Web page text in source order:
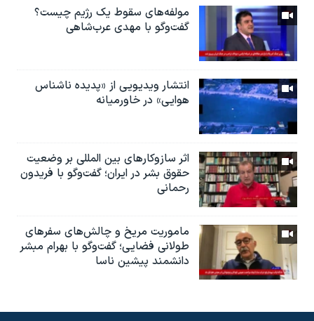
مولفه‌های سقوط یک رژیم چیست؟
گفت‌وگو با مهدی عرب‌شاهی
انتشار ویدیویی از «پدیده‌ ناشناس
هوایی» در خاورمیانه
اثر ساز‌و‌کارهای بین المللی بر وضعیت
حقوق بشر در ایران؛ گفت‌وگو با فریدون
رحمانی
ماموریت مریخ و چالش‌های سفرهای
طولانی فضایی؛ گفت‌وگو با بهرام مبشر
دانشمند پیشین ناسا